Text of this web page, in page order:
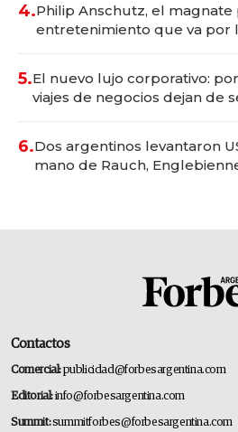
4.Philip Anschutz, el
entretenimiento que va por
5.El nuevo lujo corporativo:
viajes de negocios dejan de
6.Dos argentinos levantaron
mano de Rauch,
Contactos
Comercial:publicidad@forbesargentina.com
Editorial:info@forbesargentina.com
Summit:summitforbes@forbesargentina.com